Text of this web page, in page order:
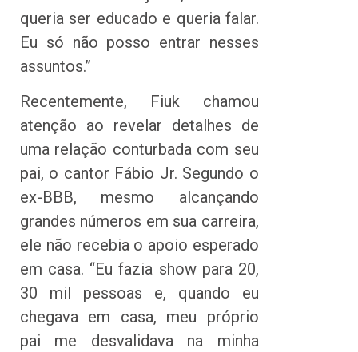
queria ser educado e queria falar.
Eu só não posso entrar nesses
assuntos.”
Recentemente, Fiuk chamou
atenção ao revelar detalhes de
uma relação conturbada com seu
pai, o cantor Fábio Jr. Segundo o
ex-BBB, mesmo alcançando
grandes números em sua carreira,
ele não recebia o apoio esperado
em casa. “Eu fazia show para 20,
30 mil pessoas e, quando eu
chegava em casa, meu próprio
pai me desvalidava na minha